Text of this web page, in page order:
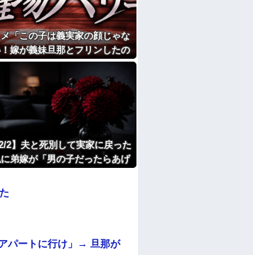
家。法事でも虚偽の金銭要
に恐怖の親戚と「永久絶
す。信じて下さい」 ←何で
のが苦痛。私「貴方は私の
「それは男だから許される
はどういう反応をするか」
、その理由がコレｗｗｗ
てます。妻に酷いことばか
入れ替えるから」と言って
「この子は義実家の顔じゃな
嫁が義妹旦那とフリンしたの
」私「DNA鑑定します？」義
旦那「もちろんです」→結果…
2/2】夫と死別して実家に戻った
弟嫁が「男の子だったらあげ
そして私名義の家を弟が継ぐ
パートに行け」→ 旦那が